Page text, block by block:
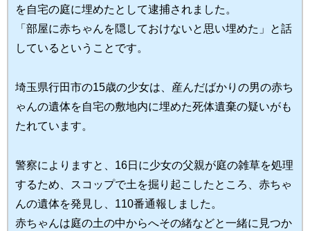
を自宅の庭に埋めたとして逮捕されました。
「部屋に赤ちゃんを隠しておけないと思い埋めた」と話
しているということです。
埼玉県行田市の15歳の少女は、産んだばかりの男の赤ち
ゃんの遺体を自宅の敷地内に埋めた死体遺棄の疑いがも
たれています。
警察によりますと、16日に少女の父親が庭の雑草を処理
するため、スコップで土を掘り起こしたところ、赤ちゃ
んの遺体を発見し、110番通報しました。
赤ちゃんは庭の土の中からへその緒などと一緒に見つか